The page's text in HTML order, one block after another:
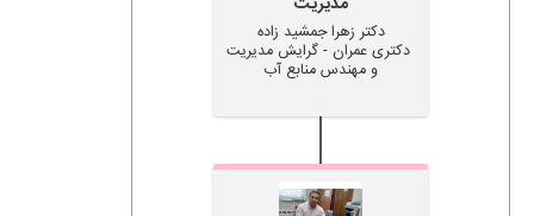
دکتر زهرا جمشید زاده
دکتری عمران - گرایش مدیریت
و مهندس منابع آب